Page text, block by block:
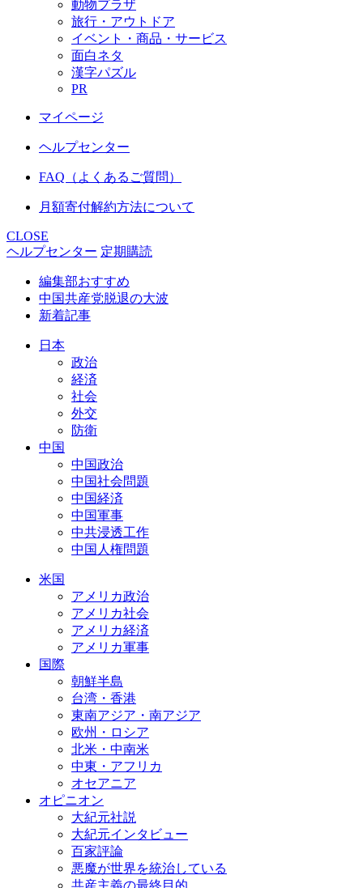
動物プラザ
旅行・アウトドア
イベント・商品・サービス
面白ネタ
漢字パズル
PR
マイページ
ヘルプセンター
FAQ（よくあるご質問）
月額寄付解約方法について
CLOSE
ヘルプセンター 定期購読
編集部おすすめ
中国共産党脱退の大波
新着記事
日本
政治
経済
社会
外交
防衛
中国
中国政治
中国社会問題
中国経済
中国軍事
中共浸透工作
中国人権問題
米国
アメリカ政治
アメリカ社会
アメリカ経済
アメリカ軍事
国際
朝鮮半島
台湾・香港
東南アジア・南アジア
欧州・ロシア
北米・中南米
中東・アフリカ
オセアニア
オピニオン
大紀元社説
大紀元インタビュー
百家評論
悪魔が世界を統治している